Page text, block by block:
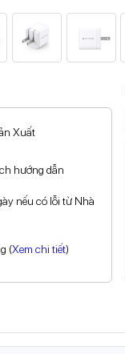
Xuất
hướng dẫn
nếu có lỗi từ Nhà
(Xem chi tiết)